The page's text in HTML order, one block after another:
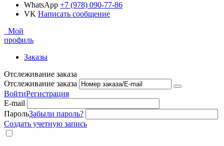
WhatsApp +7 (978) 090-77-86
VK Написать сообщение
Мой
профиль
Заказы
Отслеживание заказа
Отслеживание заказа
ВойтиРегистрация
E-mail
ПарольЗабыли пароль?
Создать учетную запись